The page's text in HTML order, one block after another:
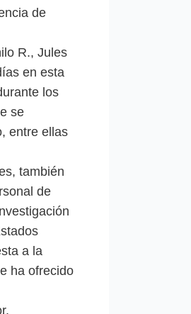
de
R., Jules
en esta
los
se
entre ellas
también
de
a la
ha ofrecido